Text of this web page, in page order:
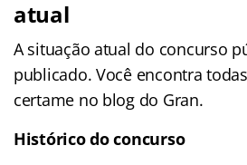
atual
A situação atual do concurso
publicado. Você encontra
certame no blog do Gran.
Histórico do concurso